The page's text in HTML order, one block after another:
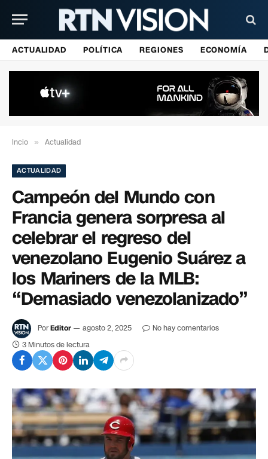
ACTUALIDAD POLÍTICA REGIONES ECONOMÍA
Incio » Actualidad
ACTUALIDAD
Campeón del Mundo con
Francia genera sorpresa al
celebrar el regreso del
venezolano Eugenio Suárez a
los Mariners de la MLB:
“Demasiado venezolanizado”
PorEditor agosto 2, 2025
No hay comentarios
3 Minutos de lectura